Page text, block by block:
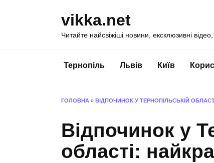
vikka.net
Читайте найсвіжіші новини, ексклюзивні
Тернопіль Львів Київ
ГОЛОВНА » ВІДПОЧИНОК У ТЕРНОПІЛЬСЬКІЙ
Відпочинок у
області: